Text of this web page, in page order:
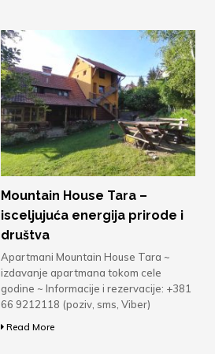
Mountain House Tara –
isceljujuća energija prirode i
društva
Apartmani Mountain House Tara ~
izdavanje apartmana tokom cele
godine ~ Informacije i rezervacije: +381
66 9212118 (poziv, sms, Viber)
Read More